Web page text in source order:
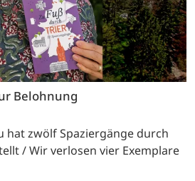
Belohnung
hat zwölf Spaziergänge durch
/ Wir verlosen vier Exemplare